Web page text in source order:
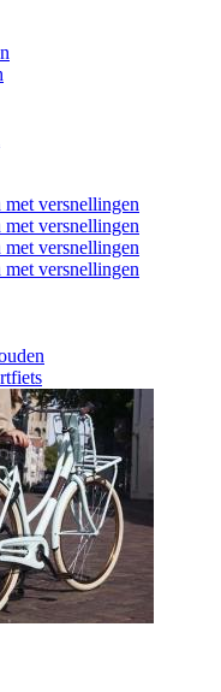
versnellingen
versnellingen
versnellingen
versnellingen